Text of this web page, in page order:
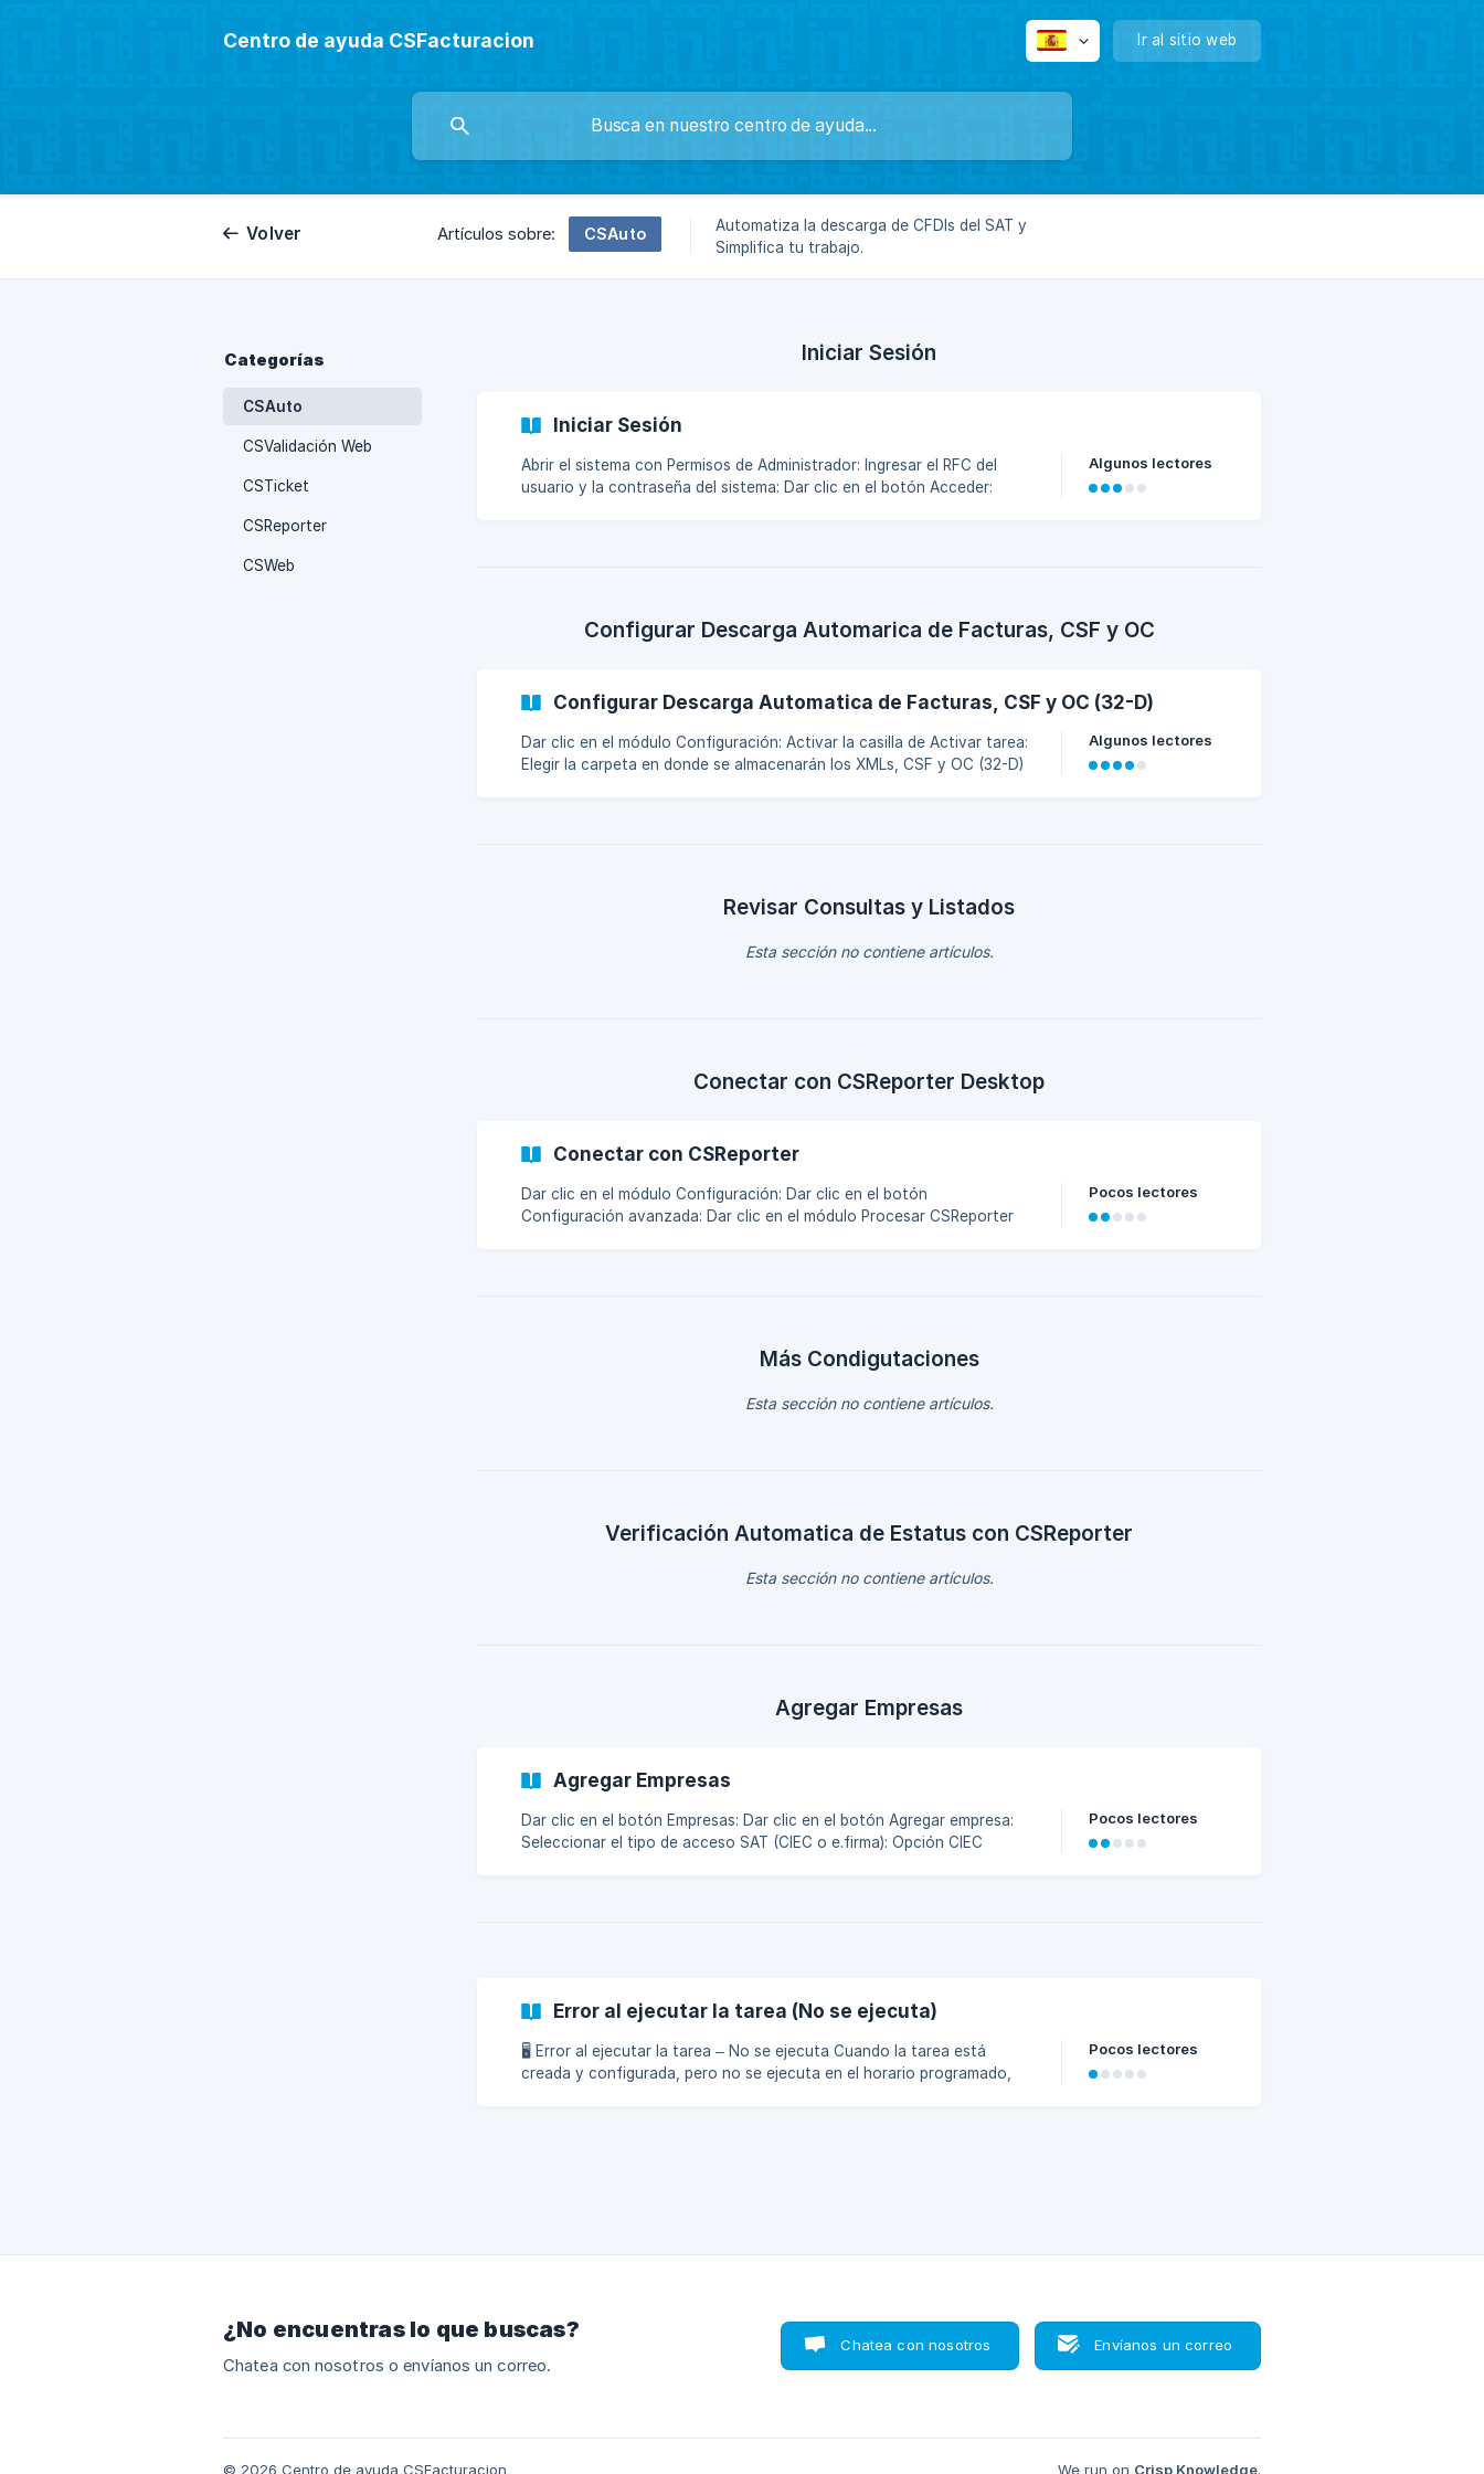
Centro de ayuda CSFacturacion Ir al sitio web
Volver Artículos sobre: CSAuto
Automatiza la descarga de CFDIs del SAT y
Simplifica tu trabajo.
Categorías
CSAuto
CSValidación Web
CSTicket
CSReporter
CSWeb
Iniciar Sesión
Iniciar Sesión
Abrir el sistema con Permisos de Administrador: Ingresar el RFC del
usuario y la contraseña del sistema: Dar clic en el botón Acceder:
Algunos lectores
Configurar Descarga Automarica de Facturas, CSF y OC
Configurar Descarga Automatica de Facturas, CSF y OC (32-D)
Dar clic en el módulo Configuración: Activar la casilla de Activar tarea:
Elegir la carpeta en donde se almacenarán los XMLs, CSF y OC (32-D)
Algunos lectores
Revisar Consultas y Listados
Esta sección no contiene artículos.
Conectar con CSReporter Desktop
Conectar con CSReporter
Dar clic en el módulo Configuración: Dar clic en el botón
Configuración avanzada: Dar clic en el módulo Procesar CSReporter
Pocos lectores
Más Condigutaciones
Esta sección no contiene artículos.
Verificación Automatica de Estatus con CSReporter
Esta sección no contiene artículos.
Agregar Empresas
Agregar Empresas
Dar clic en el botón Empresas: Dar clic en el botón Agregar empresa:
Seleccionar el tipo de acceso SAT (CIEC o e.firma): Opción CIEC
Pocos lectores
Error al ejecutar la tarea (No se ejecuta)
🖥 Error al ejecutar la tarea – No se ejecuta Cuando la tarea está
creada y configurada, pero no se ejecuta en el horario programado,
Pocos lectores
¿No encuentras lo que buscas?
Chatea con nosotros o envíanos un correo.
Chatea con nosotros Envíanos un correo
© 2026 Centro de ayuda CSFacturacion We run on Crisp Knowledge.